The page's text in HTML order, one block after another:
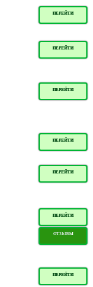
ПЕРЕЙТИ
ПЕРЕЙТИ
ПЕРЕЙТИ
ПЕРЕЙТИ
ПЕРЕЙТИ
ПЕРЕЙТИ
ОТЗЫВЫ
ПЕРЕЙТИ